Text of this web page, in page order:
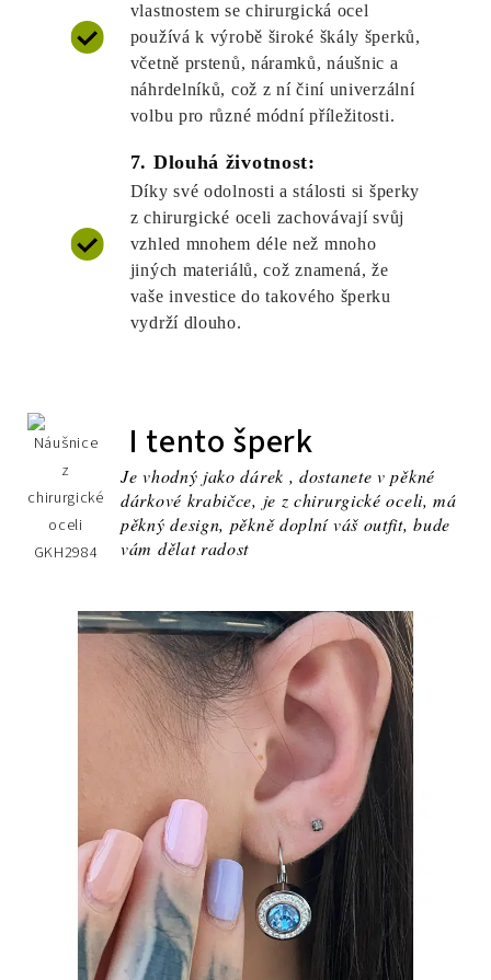
vlastnostem se chirurgická ocel
používá k výrobě široké škály šperků,
včetně prstenů, náramků, náušnic a
náhrdelníků, což z ní činí univerzální
volbu pro různé módní příležitosti.
7. Dlouhá životnost:
Díky své odolnosti a stálosti si šperky
z chirurgické oceli zachovávají svůj
vzhled mnohem déle než mnoho
jiných materiálů, což znamená, že
vaše investice do takového šperku
vydrží dlouho.
I tento šperk
Je vhodný jako dárek , dostanete v pěkné
dárkové krabičce, je z chirurgické oceli, má
pěkný design, pěkně doplní váš outfit, bude
vám dělat radost